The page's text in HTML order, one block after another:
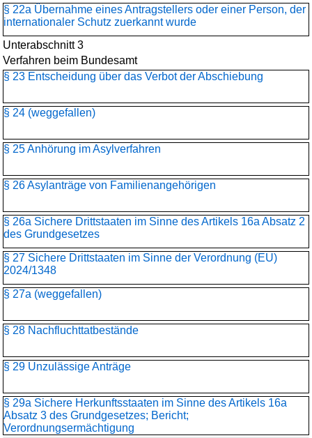
§ 22a Übernahme eines Antragstellers oder einer Person, der
internationaler Schutz zuerkannt wurde
Unterabschnitt 3
Verfahren beim Bundesamt
§ 23 Entscheidung über das Verbot der Abschiebung
§ 24 (weggefallen)
§ 25 Anhörung im Asylverfahren
§ 26 Asylanträge von Familienangehörigen
§ 26a Sichere Drittstaaten im Sinne des Artikels 16a Absatz 2
des Grundgesetzes
§ 27 Sichere Drittstaaten im Sinne der Verordnung (EU)
2024/1348
§ 27a (weggefallen)
§ 28 Nachfluchttatbestände
§ 29 Unzulässige Anträge
§ 29a Sichere Herkunftsstaaten im Sinne des Artikels 16a
Absatz 3 des Grundgesetzes; Bericht;
Verordnungsermächtigung